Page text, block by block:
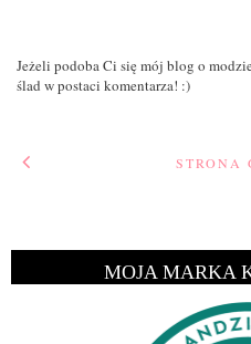
Jeżeli podoba Ci się mój blog o
ślad w postaci komentarza! :)
STRONA
MOJA MARKA